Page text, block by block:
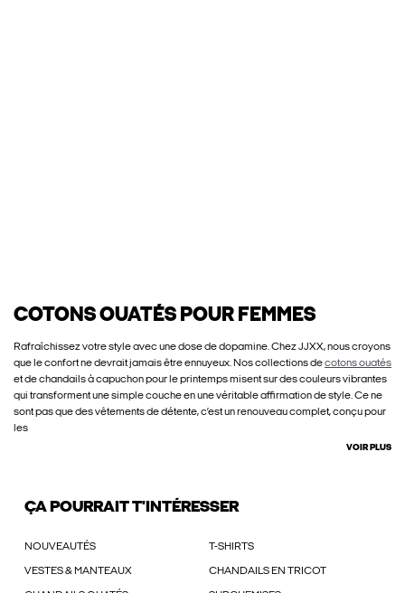
COTONS OUATÉS POUR FEMMES
Rafraîchissez votre style avec une dose de dopamine. Chez JJXX, nous croyons
que le confort ne devrait jamais être ennuyeux. Nos collections decotons ouatés
et de chandails à capuchon pour le printemps misent sur des couleurs vibrantes
qui transforment une simple couche en une véritable affirmation de style. Ce ne
sont pas que des vêtements de détente, c’est un renouveau complet, conçu pour
les
VOIR PLUS
ÇA POURRAIT T'INTÉRESSER
NOUVEAUTÉS T-SHIRTS
VESTES & MANTEAUX CHANDAILS EN TRICOT